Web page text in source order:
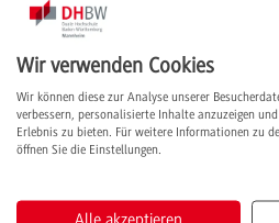
Wir verwenden Cookies
Wir können diese zur Analyse unserer
verbessern, personalisierte Inhalte anzuzeigen
Erlebnis zu bieten. Für weitere Informationen zu
öffnen Sie die Einstellungen.